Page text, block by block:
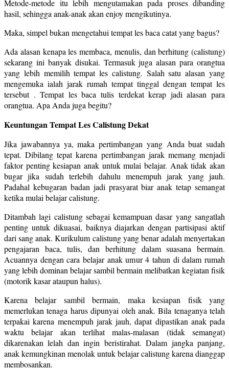
Metode-metode itu lebih mengutamakan pada proses dibanding
hasil, sehingga anak-anak akan enjoy mengikutinya.
Maka, simpel bukan mengetahui tempat les baca catat yang bagus?
Ada alasan kenapa les membaca, menulis, dan berhitung (calistung)
sekarang ini banyak disukai. Termasuk juga alasan para orangtua
yang lebih memilih tempat les calistung. Salah satu alasan yang
mengemuka ialah jarak rumah tempat tinggal dengan tempat les
tersebut . Tempat les baca tulis terdekat kerap jadi alasan para
orangtua. Apa Anda juga begitu?
Keuntungan Tempat Les Calistung Dekat
Jika jawabannya ya, maka pertimbangan yang Anda buat sudah
tepat. Dibilang tepat karena pertimbangan jarak memang menjadi
faktor penting kesiapan anak untuk mulai belajar. Anak tidak akan
bugar jika sudah terlebih dahulu menempuh jarak yang jauh.
Padahal kebugaran badan jadi prasyarat biar anak tetap semangat
ketika mulai belajar calistung.
Ditambah lagi calistung sebagai kemampuan dasar yang sangatlah
penting untuk dikuasai, baiknya diajarkan dengan partisipasi aktif
dari sang anak. Kurikulum calistung yang benar adalah menyertakan
pengajaran baca, tulis, dan berhitung dalam suasana bermain.
Acuannya dengan cara belajar anak umur 4 tahun di dalam rumah
yang lebih dominan belajar sambil bermain melibatkan kegiatan fisik
(motorik kasar ataupun halus).
Karena belajar sambil bermain, maka kesiapan fisik yang
memerlukan tenaga harus dipunyai oleh anak. Bila tenaganya telah
terpakai karena menempuh jarak jauh, dapat dipastikan anak pada
waktu belajar akan terlihat malas-malasan (tidak semangat)
dikarenakan lelah dan ingin beristirahat. Dalam jangka panjang,
anak kemungkinan menolak untuk belajar calistung karena dianggap
membosankan.